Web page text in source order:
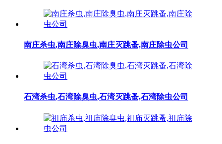
南庄杀虫,南庄除臭虫,南庄灭跳蚤,南庄除虫公司
石湾杀虫,石湾除臭虫,石湾灭跳蚤,石湾除虫公司